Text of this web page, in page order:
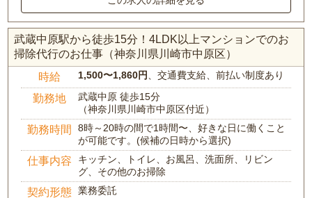
武蔵中原駅から徒歩15分！4LDK以上マンションでのお
掃除代行のお仕事（神奈川県川崎市中原区）
時給 1,500〜1,860円 、交通費支給、前払い制度あり
勤務地
武蔵中原 徒歩15分
（神奈川県川崎市中原区付近）
勤務時間
8時～20時の間で1時間〜、好きな日に働くこと
が可能です。(候補の日時から選択)
仕事内容
キッチン、トイレ、お風呂、洗面所、リビン
グ、その他のお掃除
契約形態 業務委託